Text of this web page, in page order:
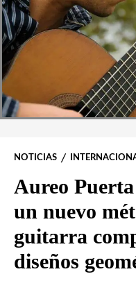
NOTICIAS
Aureo
un nuevo
guitarra
diseños